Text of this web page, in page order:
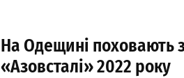
На Одещині поховають
«Азовсталі» 2022 року